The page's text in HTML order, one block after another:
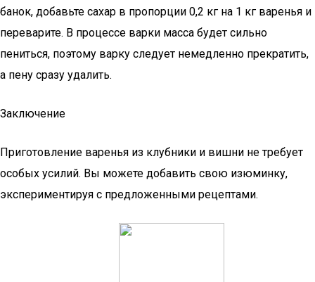
банок, добавьте сахар в пропорции 0,2 кг на 1 кг варенья и
переварите. В процессе варки масса будет сильно
пениться, поэтому варку следует немедленно прекратить,
а пену сразу удалить.
Заключение
Приготовление варенья из клубники и вишни не требует
особых усилий. Вы можете добавить свою изюминку,
экспериментируя с предложенными рецептами.